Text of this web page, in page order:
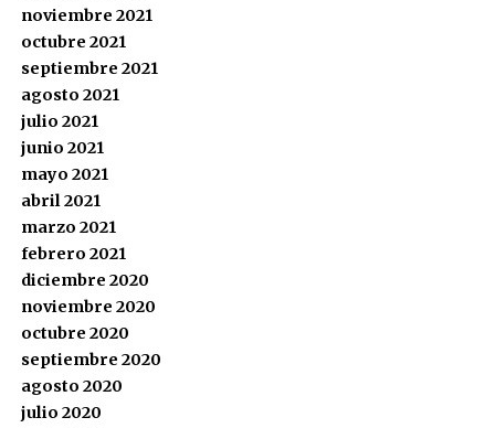
noviembre 2021
octubre 2021
septiembre 2021
agosto 2021
julio 2021
junio 2021
mayo 2021
abril 2021
marzo 2021
febrero 2021
diciembre 2020
noviembre 2020
octubre 2020
septiembre 2020
agosto 2020
julio 2020